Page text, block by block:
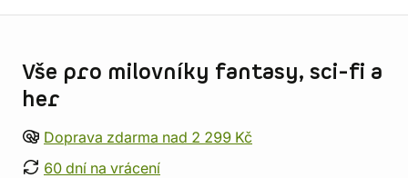
Vše pro milovníky fantasy, sci-fi a
her
Doprava zdarma nad 2 299 Kč
60 dní na vrácení